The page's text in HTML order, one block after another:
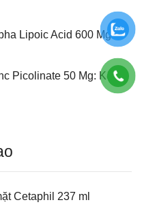
Lipoic Acid 600 Mg:
Picolinate 50 Mg: Kẽm
Cetaphil 237 ml